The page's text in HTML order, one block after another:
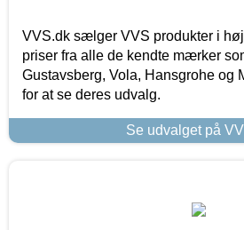
VVS.dk sælger VVS produkter i
priser fra alle de kendte mærker
Gustavsberg, Vola, Hansgrohe og
for at se deres udvalg.
Se udvalget på